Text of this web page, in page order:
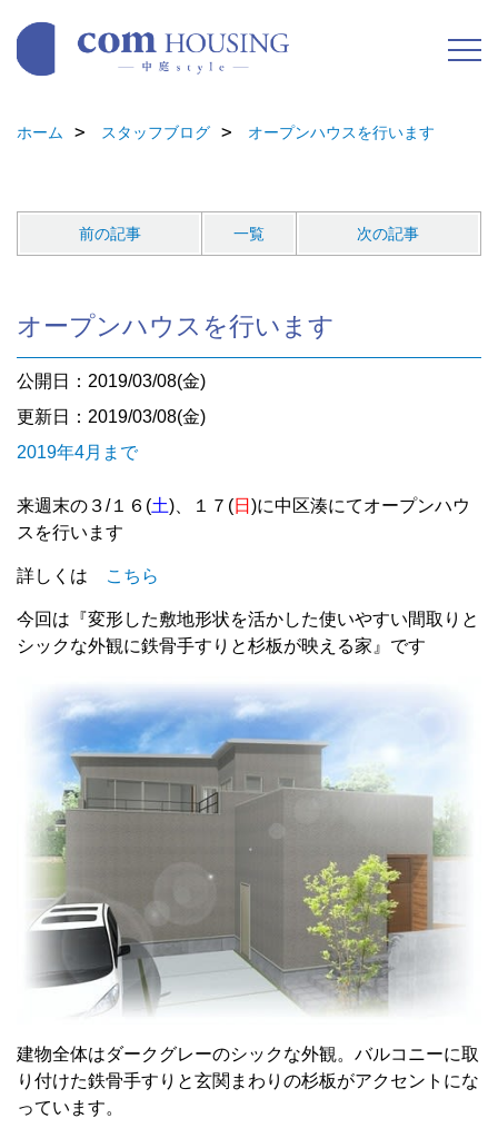
ホーム スタッフブログ オープンハウスを行います
前の記事 一覧 次の記事
オープンハウスを行います
公開日：2019/03/08(金)
更新日：2019/03/08(金)
2019年4月まで
来週末の３/１６(土)、１７(日 )に中区湊にてオープンハウ
スを行います
詳しくは こちら
今回は『変形した敷地形状を活かした使いやすい間取りと
シックな外観に鉄骨手すりと杉板が映える家』です
建物全体はダークグレーのシックな外観。バルコニーに取
り付けた鉄骨手すりと玄関まわりの杉板がアクセントにな
っています。